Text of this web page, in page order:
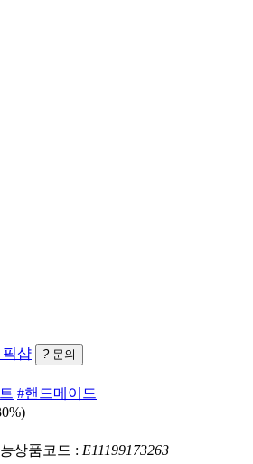
픽샵 ? 문의
#핸드메이드
상품코드 : E11199173263